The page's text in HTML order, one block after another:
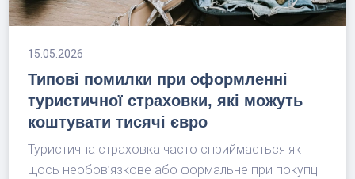
15.05.2026
Типові помилки при оформленні
туристичної страховки, які можуть
коштувати тисячі євро
Туристична страховка часто сприймається як
щось необов’язкове або формальне при покупці